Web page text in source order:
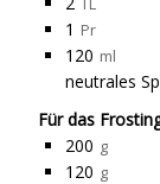
TL
1 Pr
120 ml
neutrales
Für das
200 g
120 g